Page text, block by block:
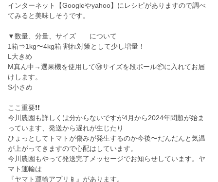
インターネット【Googleやyahoo】にレシピがありますので調べ
てみると美味しそうです。
▼数量、分量、サイズ について
1箱⇒1kg〜4kg箱 割れ対策として少し増量！
L大きめ
M真ん中→選果機を使用してⓂ️サイズを段ボール📦に入れてお届
けします。
S小さめ
ここ重要❗️❗️
今川農園も詳しくは分からないですが4月から2024年問題が始ま
っています、発送から遅れが生じたり
ひょっとしてトマトが傷みが発生するのか今後〜だんだんと気温
が上がってきますので心配はしています。
今川農園もやって発送完了メッセージでお知らせしています。ヤ
マト運輸は
『ヤマト運輸アプリ📱』があります。